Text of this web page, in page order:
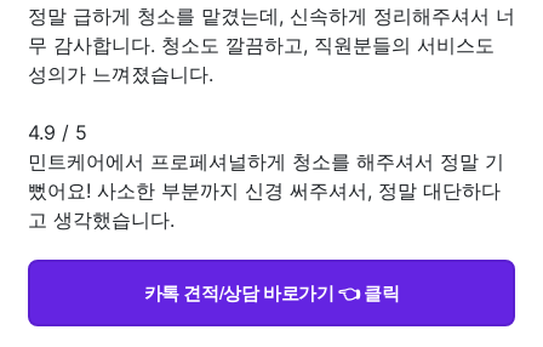
정말 급하게 청소를 맡겼는데, 신속하게 정리해주셔서 너
무 감사합니다. 청소도 깔끔하고, 직원분들의 서비스도
성의가 느껴졌습니다.
4.9 / 5
민트케어에서 프로페셔널하게 청소를 해주셔서 정말 기
뻤어요! 사소한 부분까지 신경 써주셔서, 정말 대단하다
고 생각했습니다.
카톡 견적/상담 바로가기 👈 클릭